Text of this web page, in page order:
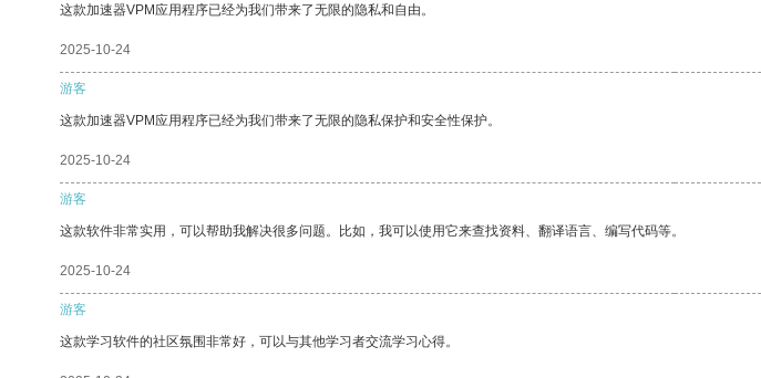
这款加速器VPM应用程序已经为我们带来了无限的隐私和自由。
2025-10-24
游客
这款加速器VPM应用程序已经为我们带来了无限的隐私保护和安全性保护。
2025-10-24
游客
这款软件非常实用，可以帮助我解决很多问题。比如，我可以使用它来查找资料、翻译语言、编写代码等。
2025-10-24
游客
这款学习软件的社区氛围非常好，可以与其他学习者交流学习心得。